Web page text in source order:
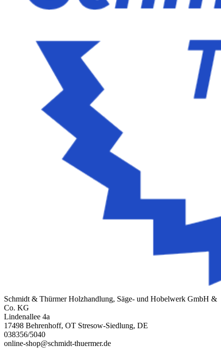
Schmidt & Thürmer Holzhandlung, Säge- und Hobelwerk GmbH &
Co. KG
Lindenallee 4a
17498 Behrenhoff, OT Stresow-Siedlung, DE
038356/5040
online-shop@schmidt-thuermer.de